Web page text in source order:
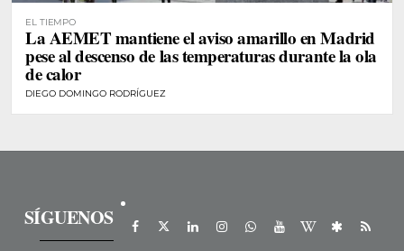
EL TIEMPO
La AEMET mantiene el aviso amarillo en Madrid
pese al descenso de las temperaturas durante la ola
de calor
DIEGO DOMINGO RODRÍGUEZ
SÍGUENOS